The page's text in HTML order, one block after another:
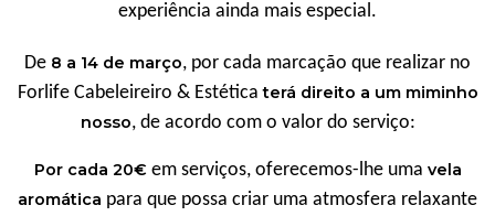
experiência ainda mais especial.
De 8 a 14 de março, por cada marcação que realizar no
Forlife Cabeleireiro & Estéticaterá direito a um miminho
nosso, de acordo com o valor do serviço:
Por cada 20€ em serviços, oferecemos-lhe uma vela
aromática para que possa criar uma atmosfera relaxante